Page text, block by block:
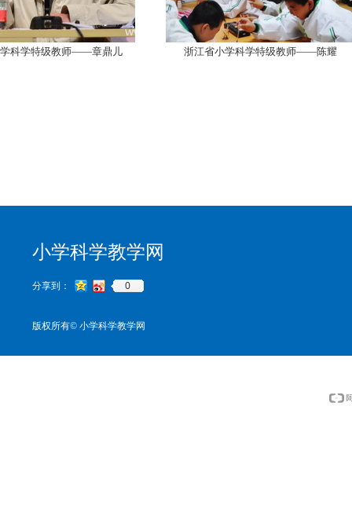
教师——章鼎儿 浙江省小学科学特级教师——陈耀
版权所有© 小学科学教学网
小学科学教学网
分享到： 0